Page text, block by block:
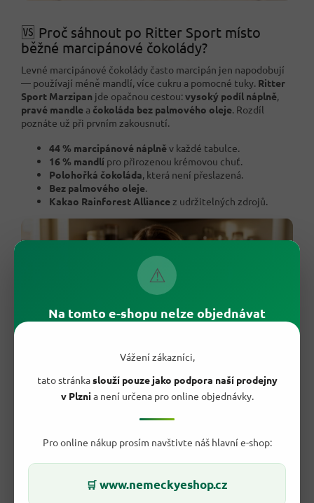
⚠
Na tomto e-shopu nelze objednávat
Vážení zákazníci,
tato stránkaslouží pouze jako podpora naší prodejny
v Plznia není určena pro online objednávky.
Pro online nákup prosím navštivte náš hlavní e-shop:
🛒 www.nemeckyeshop.cz
🆚 Proč sáhnout po Ritter Sport místo
běžné marcipánové čokolády?
Levné marcipánové čokolády často marcipán jen napodobují
— používají méně mandlí, více cukru a pomocné tuky. Ritter
Sport Marzipan jde opačnou cestou:vysoký podíl náplně,
pravé mandle a čokoláda bez palmového oleje. Rozdíl
poznáte už při prvním zakousnutí.
44 % marcipánové náplněv každé tabulce.
16 % mandlí pro přirozenou krémovou chuť.
Polohořká čokoláda , která není přeslazená.
Bez palmového oleje
Kakao Rainforest Alliance z udržitelných zdrojů.
💛 8 důvodů, proč si ji zákazníci kupují
znovu
Pravý mandlový marcipán, ne umělá náhražka.